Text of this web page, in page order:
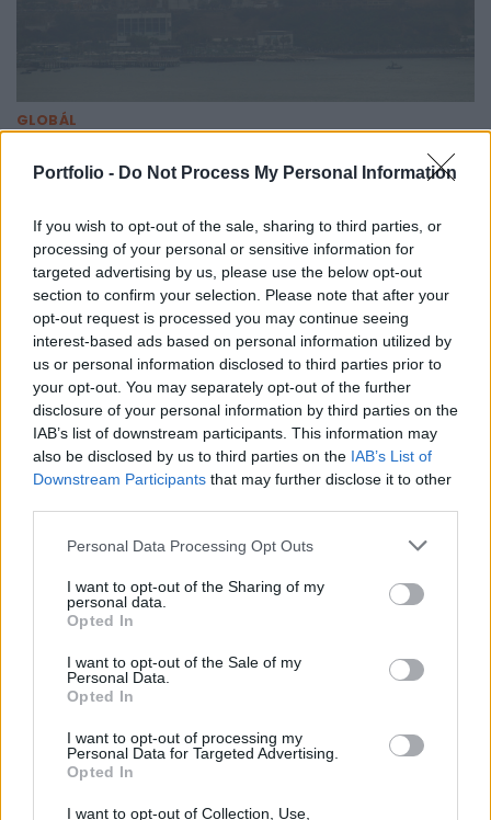
Portfolio - Do Not Process My Personal Information
If you wish to opt-out of the sale, sharing to third parties, or
processing of your personal or sensitive information for
targeted advertising by us, please use the below opt-out
section to confirm your selection. Please note that after your
opt-out request is processed you may continue seeing
interest-based ads based on personal information utilized by
us or personal information disclosed to third parties prior to
your opt-out. You may separately opt-out of the further
disclosure of your personal information by third parties on the
IAB’s list of downstream participants. This information may
also be disclosed by us to third parties on the IAB’s List of
Downstream Participants that may further disclose it to other
Personal Data Processing Opt Outs
I want to opt-out of the Sharing of my
personal data.
Opted In
I want to opt-out of the Sale of my
Personal Data.
Opted In
I want to opt-out of processing my
Personal Data for Targeted Advertising.
Opted In
I want to opt-out of Collection, Use,
GLOBÁL
Egyesült Államok fegyvertesztje okozhatta a
Nincs még végleges jelentés.
GAZDASÁG
Mohács 500: Középhatalmi státuszból
végvárország – Hogyan sodródott a Magyar
Királyság a végzetébe?
A mohácsi csata 500. évfordulójára készülő
cikksorozatunk első része.